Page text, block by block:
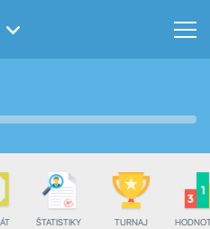
ŠTATISTIKY TURNAJ